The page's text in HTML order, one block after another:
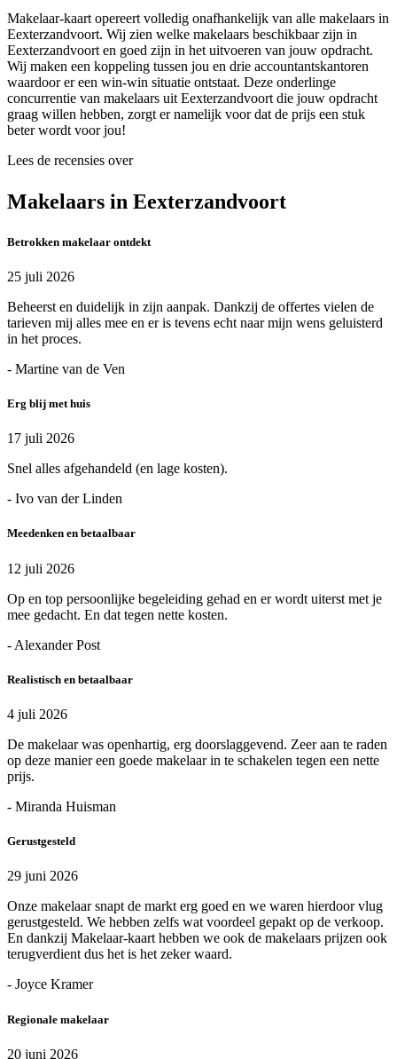
Makelaar-kaart opereert volledig onafhankelijk van alle makelaars in
Eexterzandvoort. Wij zien welke makelaars beschikbaar zijn in
Eexterzandvoort en goed zijn in het uitvoeren van jouw opdracht.
Wij maken een koppeling tussen jou en drie accountantskantoren
waardoor er een win-win situatie ontstaat. Deze onderlinge
concurrentie van makelaars uit Eexterzandvoort die jouw opdracht
graag willen hebben, zorgt er namelijk voor dat de prijs een stuk
beter wordt voor jou!
Lees de recensies over
Makelaars in Eexterzandvoort
Betrokken makelaar ontdekt
25 juli 2026
Beheerst en duidelijk in zijn aanpak. Dankzij de offertes vielen de
tarieven mij alles mee en er is tevens echt naar mijn wens geluisterd
in het proces.
- Martine van de Ven
Erg blij met huis
17 juli 2026
Snel alles afgehandeld (en lage kosten).
- Ivo van der Linden
Meedenken en betaalbaar
12 juli 2026
Op en top persoonlijke begeleiding gehad en er wordt uiterst met je
mee gedacht. En dat tegen nette kosten.
- Alexander Post
Realistisch en betaalbaar
4 juli 2026
De makelaar was openhartig, erg doorslaggevend. Zeer aan te raden
op deze manier een goede makelaar in te schakelen tegen een nette
prijs.
- Miranda Huisman
Gerustgesteld
29 juni 2026
Onze makelaar snapt de markt erg goed en we waren hierdoor vlug
gerustgesteld. We hebben zelfs wat voordeel gepakt op de verkoop.
En dankzij Makelaar-kaart hebben we ook de makelaars prijzen ook
terugverdient dus het is het zeker waard.
- Joyce Kramer
Regionale makelaar
20 juni 2026